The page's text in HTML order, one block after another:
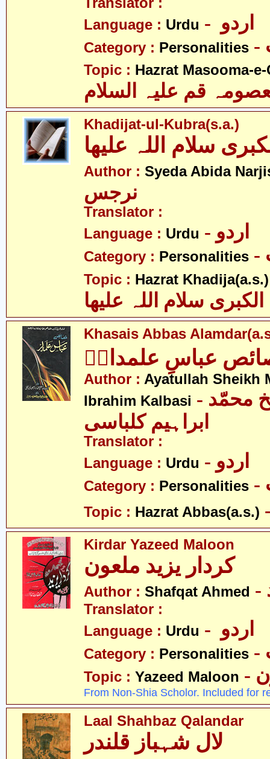
Language : Urdu
Category : Personalities
Topic : Hazrat Masooma-
قم علیہ السلام
Khadijat-ul-Kubra(s.a.)
سلام اللہ علیھا
Author : Syeda Abida
نرجس
Translator :
Language : Urdu - اردو
Category : Personalities
Topic : Hazrat Khadija(a.s.)
سلام اللہ علیھا
Khasais Abbas
عباسِ علمدارؑ
Author : Ayatullah Sheikh
Ibrahim Kalbasi - آیت اللہ شیخ محمّد
ابراہیم کلباسی
Translator :
Language : Urdu - اردو
Category : Personalities
Topic : Hazrat Abbas(a.s.)
Kirdar Yazeed Maloon
کردار یزید ملعون
Author : Shafqat Ahmed
Translator :
Language : Urdu
Category : Personalities
Topic : Yazeed Maloon
From Non-Shia Scholor. Included for
Laal Shahbaz Qalandar
لال شہباز قلندر